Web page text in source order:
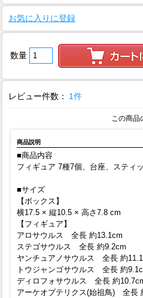
お気に入りに登録
数量
レビュー件数： 1件
この商品
商品説明
■商品内容
フィギュア 7種7個、台座、スティ
■サイズ
【ボックス】
横17.5 × 縦10.5 × 高さ7.8 cm
【フィギュア】
アロサウルス 全長 約13.1cm
ステゴサウルス 全長 約9.2cm
ヤンチュアノサウルス 全長 約
トウジャンゴサウルス 全長 約
ディロフォサウルス 全長 約
アーケオプテリクス(始祖鳥) 全長